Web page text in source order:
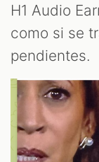
H1 Audio
como si se
pendientes.